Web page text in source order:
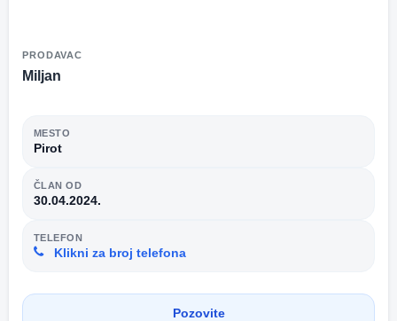
PRODAVAC
Miljan
MESTO
Pirot
ČLAN OD
30.04.2024.
TELEFON
Klikni za broj telefona
Pozovite